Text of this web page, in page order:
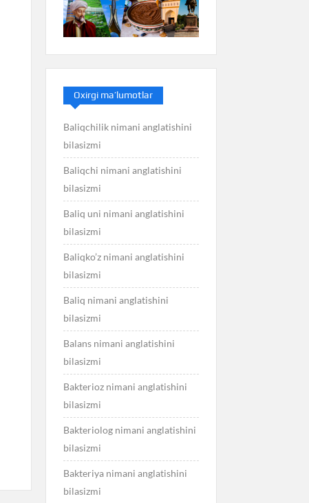
Oxirgi ma’lumotlar
Baliqchilik nimani anglatishini
bilasizmi
Baliqchi nimani anglatishini
bilasizmi
Baliq uni nimani anglatishini
bilasizmi
Baliqko’z nimani anglatishini
bilasizmi
Baliq nimani anglatishini
bilasizmi
Balans nimani anglatishini
bilasizmi
Bakterioz nimani anglatishini
bilasizmi
Bakteriolog nimani anglatishini
bilasizmi
Bakteriya nimani anglatishini
bilasizmi